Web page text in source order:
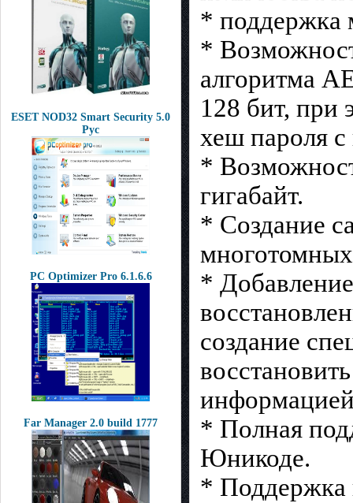
ESET NOD32 Smart Security 5.0
Рус
PC Optimizer Pro 6.1.6.6
Far Manager 2.0 build 1777
* поддержка
*
алгоритма
128 бит, при
хеш пароля
*
гигабайт.
* Создание
*
создание
* Полная
Юникоде.
* Поддержка